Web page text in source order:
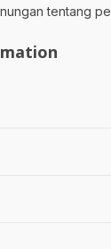
tentang